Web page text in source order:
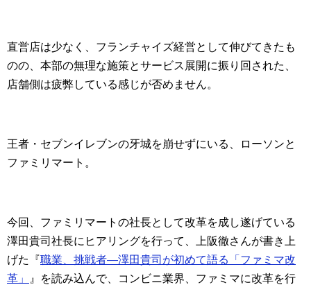
直営店は少なく、フランチャイズ経営として伸びてきたも
のの、本部の無理な施策とサービス展開に振り回された、
店舗側は疲弊している感じが否めません。
王者・セブンイレブンの牙城を崩せずにいる、ローソンと
ファミリマート。
今回、ファミリマートの社長として改革を成し遂げている
澤田貴司社長にヒアリングを行って、上阪徹さんが書き上
げた『職業、挑戦者―澤田貴司が初めて語る「ファミマ改
革」
』を読み込んで、コンビニ業界、ファミマに改革を行